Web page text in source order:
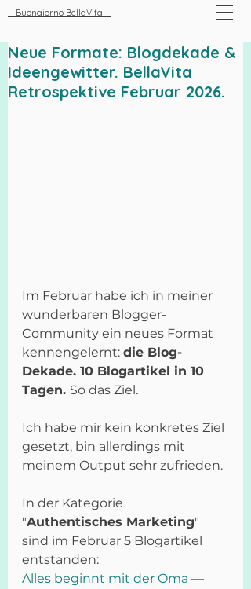
Buongiorno BellaVita
Neue Formate: Blogdekade &
Ideengewitter. BellaVita
Retrospektive Februar 2026.
Im Februar habe ich in meiner
wunderbaren Blogger-
Community ein neues Format
kennengelernt: die Blog-
Dekade. 10 Blogartikel in 10
Tagen. So das Ziel.
Ich habe mir kein konkretes Ziel
gesetzt, bin allerdings mit
meinem Output sehr zufrieden.
In der Kategorie
"Authentisches Marketing"
sind im Februar 5 Blogartikel
entstanden:
Alles beginnt mit der Oma —